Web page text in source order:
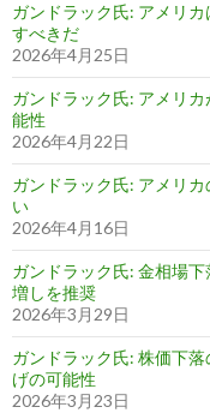
ガンドラック氏: アメリ
すべきだ
2026年4月25日
ガンドラック氏: アメリ
能性
2026年4月22日
ガンドラック氏: アメリ
い
2026年4月16日
ガンドラック氏: 金相場
増しを推奨
2026年3月29日
ガンドラック氏: 株価下
げの可能性
2026年3月23日